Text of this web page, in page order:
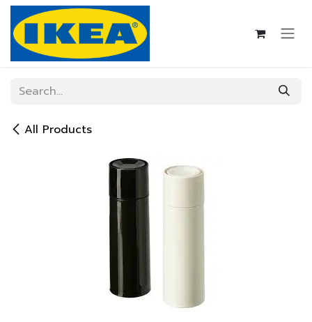
Skip to Content
All Products